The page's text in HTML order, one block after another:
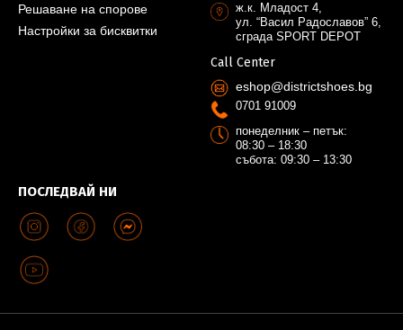
Решаване на спорове
Настройки за бисквитки
ПОСЛЕДВАЙ НИ
ж.к. Младост 4,
ул. “Васил Радославов” 6,
сграда SPORT DEPOT
Call Center
eshop@districtshoes.bg
0701 91009
понеделник – петък:
08:30 – 18:30
събота: 09:30 – 13:30